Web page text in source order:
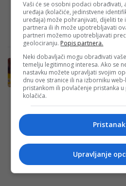
jednu od najvažnijih
godina, a protivnik u
Redakcija Sop 16/05/2026
Gledajte uživo
(VIDEO)
Rukometna
Hercegovine
kvalifikacija za
kolu grupe 3,
Redakcija Sop·07/05/2025
Vaši će se osobni podaci obrađivati,
uređaja (kolačiće, jedinstvene
uređaja) može pohranjivati, dijeliti te
partnera ili ih može upotrebljavati
partneri možemo upotrebljavati
geolociranju. Popis partnera.
Neki dobavljači mogu obrađivati
temelju legitimnog interesa. Ako se
nastavku možete upravljati svojim
dnu ove stranice ili na izborniku
pristankom ili povlačenje pristanka
kolačića.
Pristanak
Upravljanje